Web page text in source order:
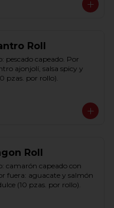
Roll
pescado capeado. Por
ajonjolí, salsa spicy y
pzas. por rollo).
Roll
camarón capeado con
fuera: aguacate y salmón
(10 pzas. por rollo).